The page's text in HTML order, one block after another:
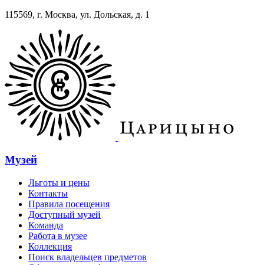
115569, г. Москва, ул. Дольская, д. 1
Музей
Льготы и цены
Контакты
Правила посещения
Доступный музей
Команда
Работа в музее
Коллекция
Поиск владельцев предметов